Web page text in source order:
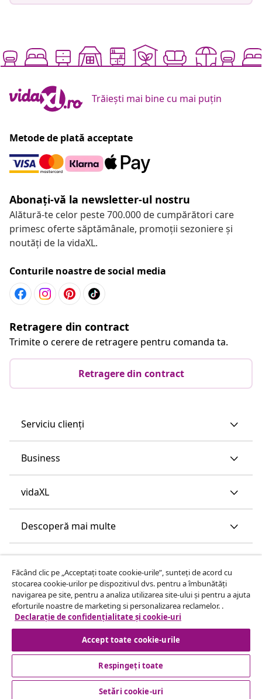
Trăiești mai bine cu mai puțin
Metode de plată acceptate
Abonați-vă la newsletter-ul nostru
Alătură-te celor peste 700.000 de cumpărători care
primesc oferte săptămânale, promoții sezoniere și
noutăți de la vidaXL.
Conturile noastre de social media
Retragere din contract
Trimite o cerere de retragere pentru comanda ta.
Retragere din contract
Serviciu clienți
Business
vidaXL
Descoperă mai multe
Făcând clic pe „Acceptați toate cookie-urile”, sunteți de acord cu
stocarea cookie-urilor pe dispozitivul dvs. pentru a îmbunătăți
navigarea pe site, pentru a analiza utilizarea site-ului și pentru a ajuta
eforturile noastre de marketing si personalizarea reclamelor. .
Declarație de confidențialitate și cookie-uri
Accept toate cookie-urile
Respingeți toate
Setări cookie-uri